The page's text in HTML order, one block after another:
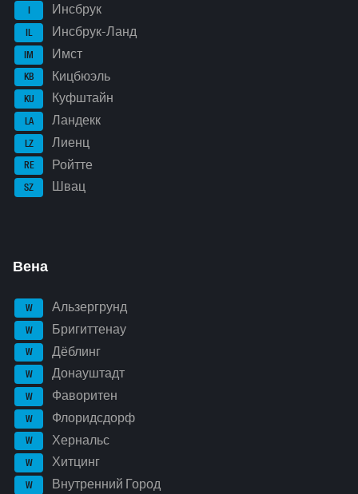
I Инсбрук
IL Инсбрук-Ланд
IM Имст
KB Кицбюэль
KU Куфштайн
LA Ландекк
LZ Лиенц
RE Ройтте
SZ Швац
Вена
W Альзергрунд
W Бригиттенау
W Дёблинг
W Донауштадт
W Фаворитен
W Флоридсдорф
W Хернальс
W Хитцинг
W Внутренний Город